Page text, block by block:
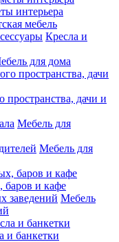
интерьера
мебель
Кресла и
для дома
пространства, дачи и
Мебель для
Мебель для
баров и кафе
Мебель
и банкетки